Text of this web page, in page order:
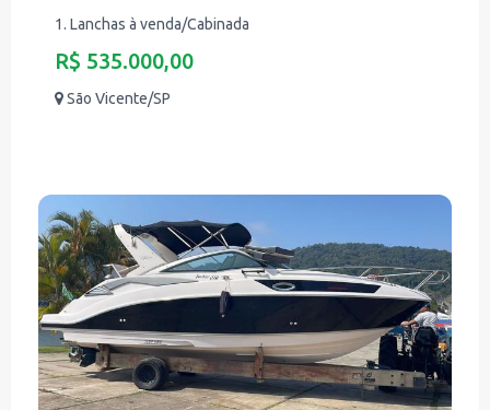
1. Lanchas à venda/Cabinada
R$ 535.000,00
São Vicente/SP